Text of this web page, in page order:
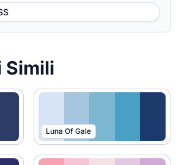
Simili
Luna Of Gale